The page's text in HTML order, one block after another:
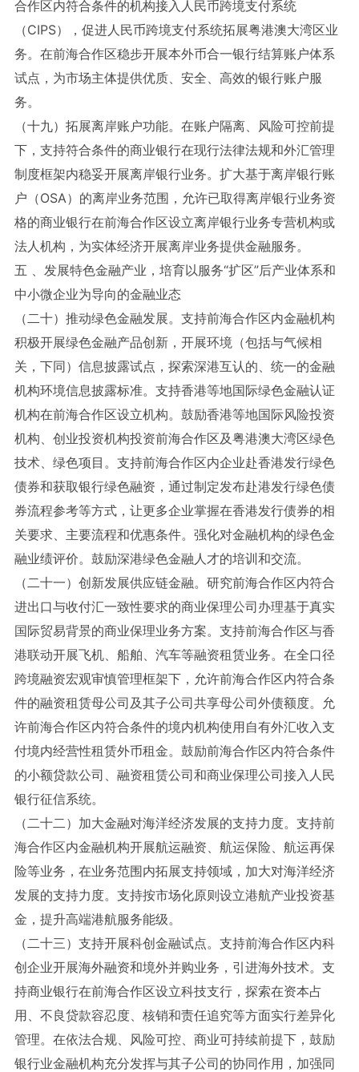
合作区内符合条件的机构接入人民币跨境支付系统
（CIPS），促进人民币跨境支付系统拓展粤港澳大湾区业
务。在前海合作区稳步开展本外币合一银行结算账户体系
试点，为市场主体提供优质、安全、高效的银行账户服
务。
（十九）拓展离岸账户功能。在账户隔离、风险可控前提
下，支持符合条件的商业银行在现行法律法规和外汇管理
制度框架内稳妥开展离岸银行业务。扩大基于离岸银行账
户（OSA）的离岸业务范围，允许已取得离岸银行业务资
格的商业银行在前海合作区设立离岸银行业务专营机构或
法人机构，为实体经济开展离岸业务提供金融服务。
五 、发展特色金融产业，培育以服务“扩区”后产业体系和
中小微企业为导向的金融业态
（二十）推动绿色金融发展。支持前海合作区内金融机构
积极开展绿色金融产品创新，开展环境（包括与气候相
关，下同）信息披露试点，探索深港互认的、统一的金融
机构环境信息披露标准。支持香港等地国际绿色金融认证
机构在前海合作区设立机构。鼓励香港等地国际风险投资
机构、创业投资机构投资前海合作区及粤港澳大湾区绿色
技术、绿色项目。支持前海合作区内企业赴香港发行绿色
债券和获取银行绿色融资，通过制定发布赴港发行绿色债
券流程参考等方式，让更多企业掌握在香港发行债券的相
关要求、主要流程和优惠条件。强化对金融机构的绿色金
融业绩评价。鼓励深港绿色金融人才的培训和交流。
（二十一）创新发展供应链金融。研究前海合作区内符合
进出口与收付汇一致性要求的商业保理公司办理基于真实
国际贸易背景的商业保理业务方案。支持前海合作区与香
港联动开展飞机、船舶、汽车等融资租赁业务。在全口径
跨境融资宏观审慎管理框架下，允许前海合作区内符合条
件的融资租赁母公司及其子公司共享母公司外债额度。允
许前海合作区内符合条件的境内机构使用自有外汇收入支
付境内经营性租赁外币租金。鼓励前海合作区内符合条件
的小额贷款公司、融资租赁公司和商业保理公司接入人民
银行征信系统。
（二十二）加大金融对海洋经济发展的支持力度。支持前
海合作区内金融机构开展航运融资、航运保险、航运再保
险等业务，在业务范围内拓展支持领域，加大对海洋经济
发展的支持力度。支持按市场化原则设立港航产业投资基
金，提升高端港航服务能级。
（二十三）支持开展科创金融试点。支持前海合作区内科
创企业开展海外融资和境外并购业务，引进海外技术。支
持商业银行在前海合作区设立科技支行，探索在资本占
用、不良贷款容忍度、核销和责任追究等方面实行差异化
管理。在依法合规、风险可控、商业可持续前提下，鼓励
银行业金融机构充分发挥与其子公司的协同作用，加强同